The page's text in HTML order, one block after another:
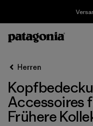
Filter by
Preis
Filter by
Farbe
Filter by
Features
Herren
Accessoires
Frühere